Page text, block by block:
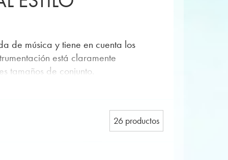
de música y tiene en cuenta los
está claramente
tamaños de conjunto.
disponibles como alternativa. Estas
si bemol • 1 trombón I en do – clave
26 productos